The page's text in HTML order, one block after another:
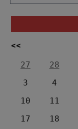
<<
27
28
3
4
10
11
17
18